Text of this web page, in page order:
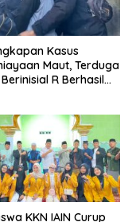
Kasus
Maut, Terduga
R Berhasil
KKN IAIN Curup